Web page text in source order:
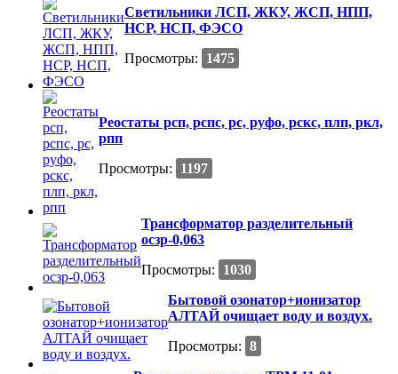
Светильники ЛСП, ЖКУ, ЖСП, НПП,
НСР, НСП, ФЭСО
Просмотры:
1475
Реостаты рсп, рспс, рс, руфо, рскс, плп, ркл,
рпп
Просмотры:
1197
Трансформатор разделительный
осзр-0,063
Просмотры:
1030
Бытовой озонатор+ионизатор
АЛТАЙ очищает воду и воздух.
Просмотры: 8